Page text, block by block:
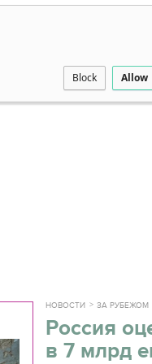
Block Allow
НОВОСТИ ЗА РУБЕЖОМ
Россия
в 7 млрд